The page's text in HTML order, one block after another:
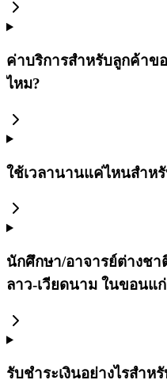
ค่าบริการสำหรับลูกค้าข
ไหม?
ใช้เวลานานแค่ไหนสำห
นักศึกษา/อาจารย์ต่างช
ลาว-เวียดนาม ในขอนแ
รับชำระเงินอย่างไรสำ